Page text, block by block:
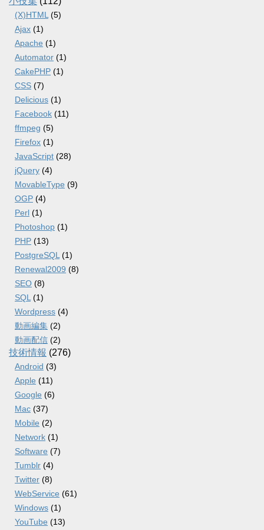
(X)HTML (5)
Ajax (1)
Apache (1)
Automator (1)
CakePHP (1)
CSS (7)
Delicious (1)
Facebook (11)
ffmpeg (5)
Firefox (1)
JavaScript (28)
jQuery (4)
MovableType (9)
OGP (4)
Perl (1)
Photoshop (1)
PHP (13)
PostgreSQL (1)
Renewal2009 (8)
SEO (8)
SQL (1)
Wordpress (4)
動画編集 (2)
動画配信 (2)
技術情報 (276)
Android (3)
Apple (11)
Google (6)
Mac (37)
Mobile (2)
Network (1)
Software (7)
Tumblr (4)
Twitter (8)
WebService (61)
Windows (1)
YouTube (13)